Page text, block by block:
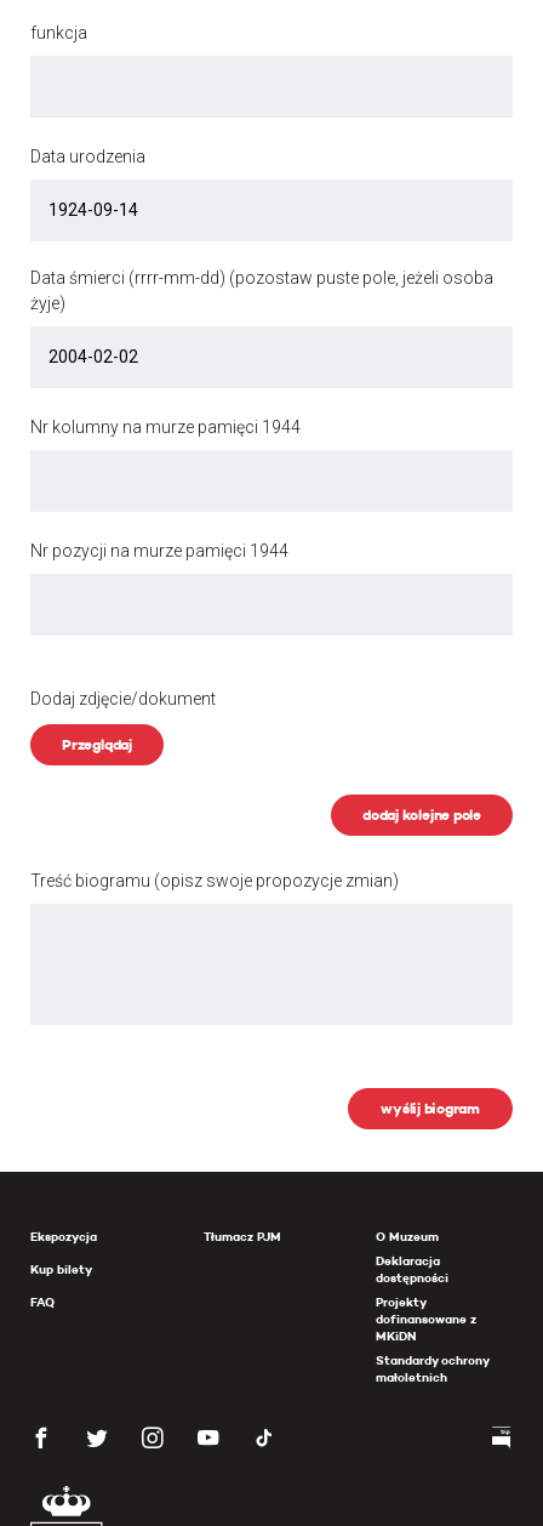
funkcja
Data urodzenia
Data śmierci (rrrr-mm-dd) (pozostaw puste pole, jeżeli osoba
żyje)
Nr kolumny na murze pamięci 1944
Nr pozycji na murze pamięci 1944
Dodaj zdjęcie/dokument
Przeglądaj
dodaj kolejne pole
Treść biogramu (opisz swoje propozycje zmian)
wyślij biogram
Ekspozycja
Kup bilety
FAQ
Tłumacz PJM
O Muzeum
Deklaracja
dostępności
Projekty
dofinansowane z
MKiDN
Standardy ochrony
małoletnich